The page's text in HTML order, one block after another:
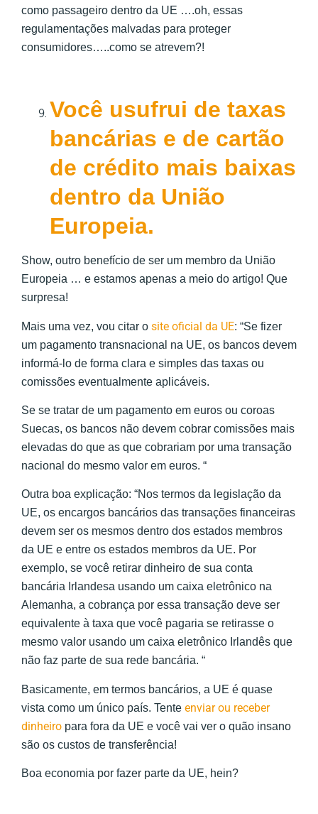
como passageiro dentro da UE ….oh, essas
regulamentações malvadas para proteger
consumidores…..como se atrevem?!
Você usufrui de taxas
bancárias e de cartão
de crédito mais baixas
dentro da União
Europeia.
Show, outro benefício de ser um membro da União
Europeia … e estamos apenas a meio do artigo! Que
surpresa!
Mais uma vez, vou citar o site oficial da UE: “Se fizer
um pagamento transnacional na UE, os bancos devem
informá-lo de forma clara e simples das taxas ou
comissões eventualmente aplicáveis.
Se se tratar de um pagamento em euros ou coroas
Suecas, os bancos não devem cobrar comissões mais
elevadas do que as que cobrariam por uma transação
nacional do mesmo valor em euros. “
Outra boa explicação: “Nos termos da legislação da
UE, os encargos bancários das transações financeiras
devem ser os mesmos dentro dos estados membros
da UE e entre os estados membros da UE. Por
exemplo, se você retirar dinheiro de sua conta
bancária Irlandesa usando um caixa eletrônico na
Alemanha, a cobrança por essa transação deve ser
equivalente à taxa que você pagaria se retirasse o
mesmo valor usando um caixa eletrônico Irlandês que
não faz parte de sua rede bancária. “
Basicamente, em termos bancários, a UE é quase
vista como um único país. Tente enviar ou receber
dinheiro para fora da UE e você vai ver o quão insano
são os custos de transferência!
Boa economia por fazer parte da UE, hein?